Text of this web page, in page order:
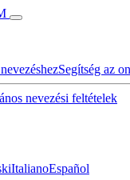
Segítség az
nevezési feltételek
ItalianoEspañol